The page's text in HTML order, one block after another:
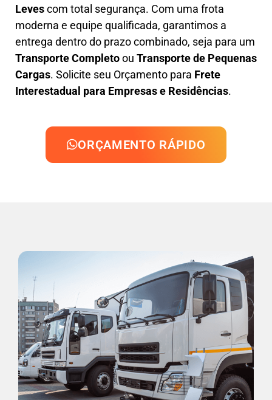
Levescom total segurança. Com uma frota
moderna e equipe qualificada, garantimos a
entrega dentro do prazo combinado, seja para um
Transporte Completoou Transporte de Pequenas
Cargas. Solicite seu Orçamento para Frete
Interestadual para Empresas e Residências.
ORÇAMENTO RÁPIDO